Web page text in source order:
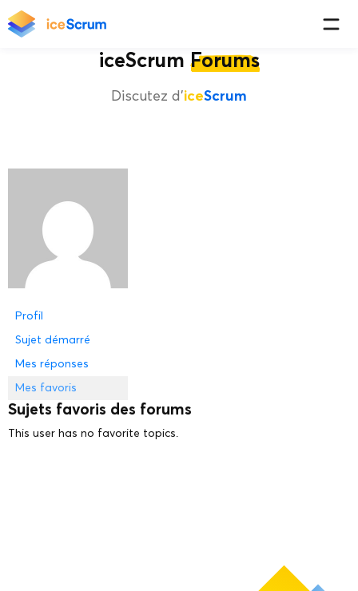
iceScrum Forums
Discutez d'iceScrum
Profil
Sujet démarré
Mes réponses
Mes favoris
Sujets favoris des forums
This user has no favorite topics.